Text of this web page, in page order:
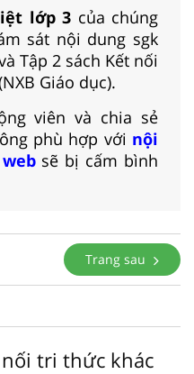
lớp 3 của chúng
sát nội dung sgk
Tập 2 sách Kết nối
Giáo dục).
viên và chia sẻ
phù hợp với nội
sẽ bị cấm bình
Trang sau
tri thức khác